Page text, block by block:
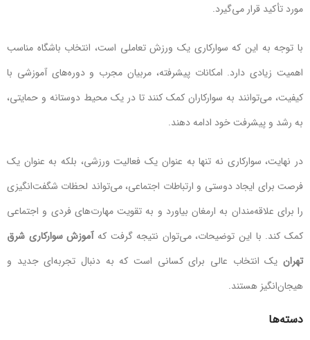
مورد تأکید قرار می‌گیرد.
با توجه به این که سوارکاری یک ورزش تعاملی است، انتخاب باشگاه مناسب
اهمیت زیادی دارد. امکانات پیشرفته، مربیان مجرب و دوره‌های آموزشی با
کیفیت، می‌توانند به سوارکاران کمک کنند تا در یک محیط دوستانه و حمایتی،
به رشد و پیشرفت خود ادامه دهند.
در نهایت، سوارکاری نه تنها به عنوان یک فعالیت ورزشی، بلکه به عنوان یک
فرصت برای ایجاد دوستی و ارتباطات اجتماعی، می‌تواند لحظات شگفت‌انگیزی
را برای علاقه‌مندان به ارمغان بیاورد و به تقویت مهارت‌های فردی و اجتماعی
کمک کند. با این توضیحات، می‌توان نتیجه گرفت کهآموزش سوارکاری شرق
تهران یک انتخاب عالی برای کسانی است که به دنبال تجربه‌ای جدید و
هیجان‌انگیز هستند.
دسته‌ها